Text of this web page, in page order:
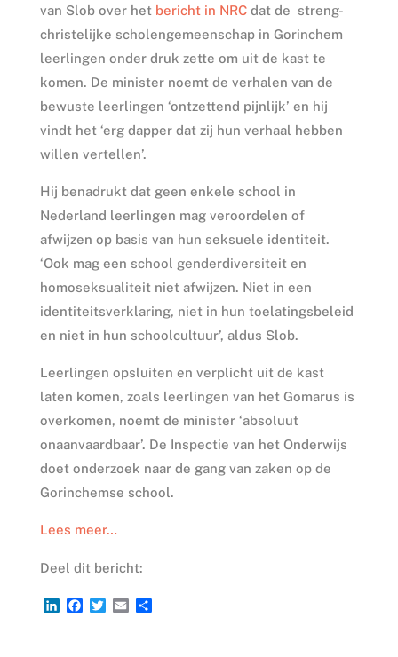
van Slob over het bericht in NRCdat de streng-
christelijke scholengemeenschap in Gorinchem
leerlingen onder druk zette om uit de kast te
komen. De minister noemt de verhalen van de
bewuste leerlingen ‘ontzettend pijnlijk’ en hij
vindt het ‘erg dapper dat zij hun verhaal hebben
willen vertellen’.
Hij benadrukt dat geen enkele school in
Nederland leerlingen mag veroordelen of
afwijzen op basis van hun seksuele identiteit.
‘Ook mag een school genderdiversiteit en
homoseksualiteit niet afwijzen. Niet in een
identiteitsverklaring, niet in hun toelatingsbeleid
en niet in hun schoolcultuur’, aldus Slob.
Leerlingen opsluiten en verplicht uit de kast
laten komen, zoals leerlingen van het Gomarus is
overkomen, noemt de minister ‘absoluut
onaanvaardbaar’. De Inspectie van het Onderwijs
doet onderzoek naar de gang van zaken op de
Gorinchemse school.
Lees meer…
Deel dit bericht:
L
F
T
E
D